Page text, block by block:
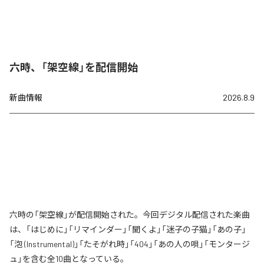
六時、「架空線」を配信開始
新曲情報 2026.8.9
六時の「架空線」が配信開始された。今回デジタル配信された楽曲
は、「はじめに」「リマインダー」「聞くよ」「迷子の子猫」「あの子」
「泡 (Instrumental)」「たそがれ時」「404」「あの人の唄」「モンタージ
ュ」を含む全10曲となっている。